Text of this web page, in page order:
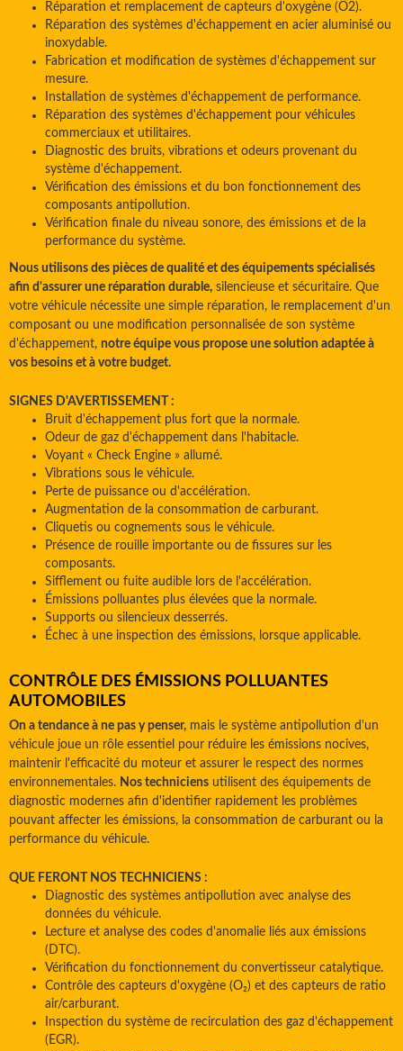
Réparation et remplacement de capteurs d'oxygène (O2).
Réparation des systèmes d'échappement en acier aluminisé ou
inoxydable.
Fabrication et modification de systèmes d'échappement sur
mesure.
Installation de systèmes d'échappement de performance.
Réparation des systèmes d'échappement pour véhicules
commerciaux et utilitaires.
Diagnostic des bruits, vibrations et odeurs provenant du
système d'échappement.
Vérification des émissions et du bon fonctionnement des
composants antipollution.
Vérification finale du niveau sonore, des émissions et de la
performance du système.
Nous utilisons des pièces de qualité et des équipements spécialisés
afin d'assurer une réparation durable, silencieuse et sécuritaire. Que
votre véhicule nécessite une simple réparation, le remplacement d'un
composant ou une modification personnalisée de son système
d'échappement, notre équipe vous propose une solution adaptée à
vos besoins et à votre budget.
SIGNES D'AVERTISSEMENT :
Bruit d'échappement plus fort que la normale.
Odeur de gaz d'échappement dans l'habitacle.
Voyant « Check Engine » allumé.
Vibrations sous le véhicule.
Perte de puissance ou d'accélération.
Augmentation de la consommation de carburant.
Cliquetis ou cognements sous le véhicule.
Présence de rouille importante ou de fissures sur les
composants.
Sifflement ou fuite audible lors de l'accélération.
Émissions polluantes plus élevées que la normale.
Supports ou silencieux desserrés.
Échec à une inspection des émissions, lorsque applicable.
CONTRÔLE DES ÉMISSIONS POLLUANTES
AUTOMOBILES
On a tendance à ne pas y penser, mais le système antipollution d'un
véhicule joue un rôle essentiel pour réduire les émissions nocives,
maintenir l'efficacité du moteur et assurer le respect des normes
environnementales. Nos techniciens utilisent des équipements de
diagnostic modernes afin d'identifier rapidement les problèmes
pouvant affecter les émissions, la consommation de carburant ou la
performance du véhicule.
QUE FERONT NOS TECHNICIENS :
Diagnostic des systèmes antipollution avec analyse des
données du véhicule.
Lecture et analyse des codes d'anomalie liés aux émissions
(DTC).
Vérification du fonctionnement du convertisseur catalytique.
Contrôle des capteurs d'oxygène (O₂) et des capteurs de ratio
air/carburant.
Inspection du système de recirculation des gaz d'échappement
(EGR).